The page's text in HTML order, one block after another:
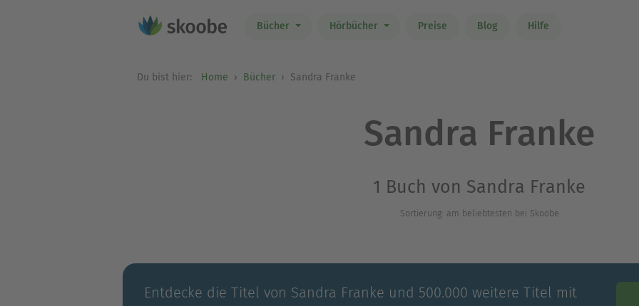
Bücher Hörbücher Preise Blog Hilfe
Du bist hier: Home Bücher Sandra Franke
Sandra Franke
1 Buch von Sandra Franke
Sortierung: am beliebtesten bei Skoobe
Entdecke die Titel von Sandra Franke und 500.000 weitere Titel mit